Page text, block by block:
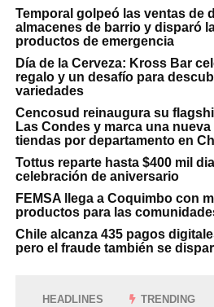
Temporal golpeó las ventas de
almacenes de barrio y disparó
productos de emergencia
Día de la Cerveza: Kross Bar
regalo y un desafío para
variedades
Cencosud reinaugura su
Las Condes y marca una
tiendas por departamento en
Tottus reparte hasta $400 mil
celebración de aniversario
FEMSA llega a Coquimbo con
productos para las
Chile alcanza 435 pagos
pero el fraude también se
HEADLINES TRENDING